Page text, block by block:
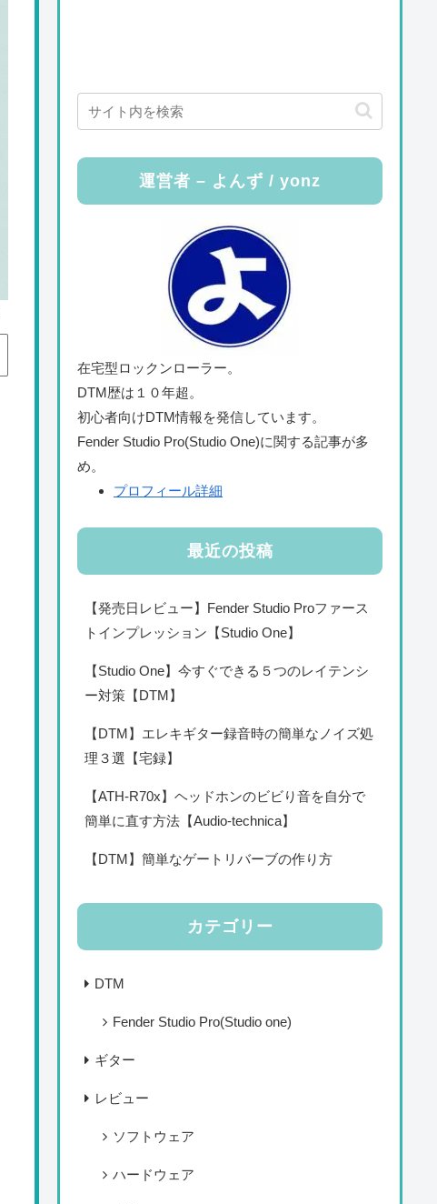
運営者 – よんず / yonz
在宅型ロックンローラー。
DTM歴は１０年超。
初心者向けDTM情報を発信しています。
Fender Studio Pro(Studio One)に関する記事が多
め。
プロフィール詳細
最近の投稿
【発売日レビュー】Fender Studio Proファース
トインプレッション【Studio One】
【Studio One】今すぐできる５つのレイテンシ
ー対策【DTM】
【DTM】エレキギター録音時の簡単なノイズ処
理３選【宅録】
【ATH-R70x】ヘッドホンのビビり音を自分で
簡単に直す方法【Audio-technica】
【DTM】簡単なゲートリバーブの作り方
カテゴリー
DTM
Fender Studio Pro(Studio one)
ギター
レビュー
ソフトウェア
ハードウェア